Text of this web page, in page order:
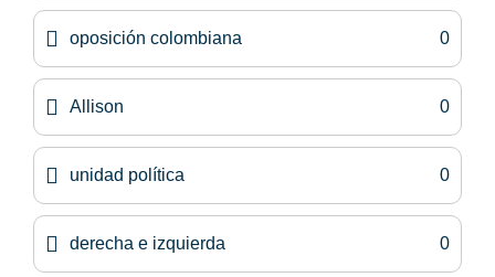
oposición colombiana 0
Allison 0
unidad política 0
derecha e izquierda 0